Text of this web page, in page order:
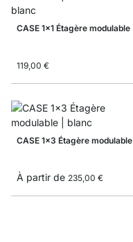
CASE 1x1 Étagère modulable
119,00 €
CASE 1x3 Étagère modulable
À partir de 235,00 €